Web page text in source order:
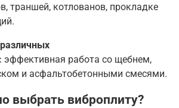
траншей, котлованов, прокладке
.
эффективная работа со щебнем,
и асфальтобетонными смесями.
выбрать виброплиту?